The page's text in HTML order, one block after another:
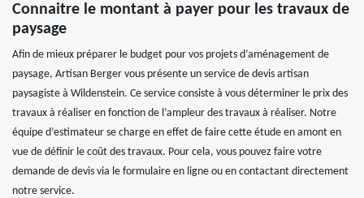
Connaitre le montant à payer pour les travaux de
paysage
Afin de mieux préparer le budget pour vos projets d’aménagement de
paysage, Artisan Berger vous présente un service de devis artisan
paysagiste à Wildenstein. Ce service consiste à vous déterminer le prix des
travaux à réaliser en fonction de l’ampleur des travaux à réaliser. Notre
équipe d’estimateur se charge en effet de faire cette étude en amont en
vue de définir le coût des travaux. Pour cela, vous pouvez faire votre
demande de devis via le formulaire en ligne ou en contactant directement
notre service.